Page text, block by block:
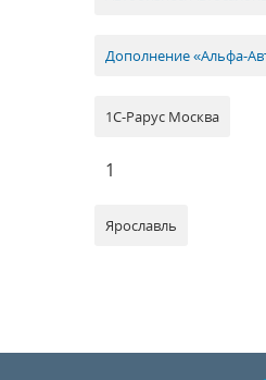
Дополнение «Альфа-
1С-Рарус Москва
1
Ярославль